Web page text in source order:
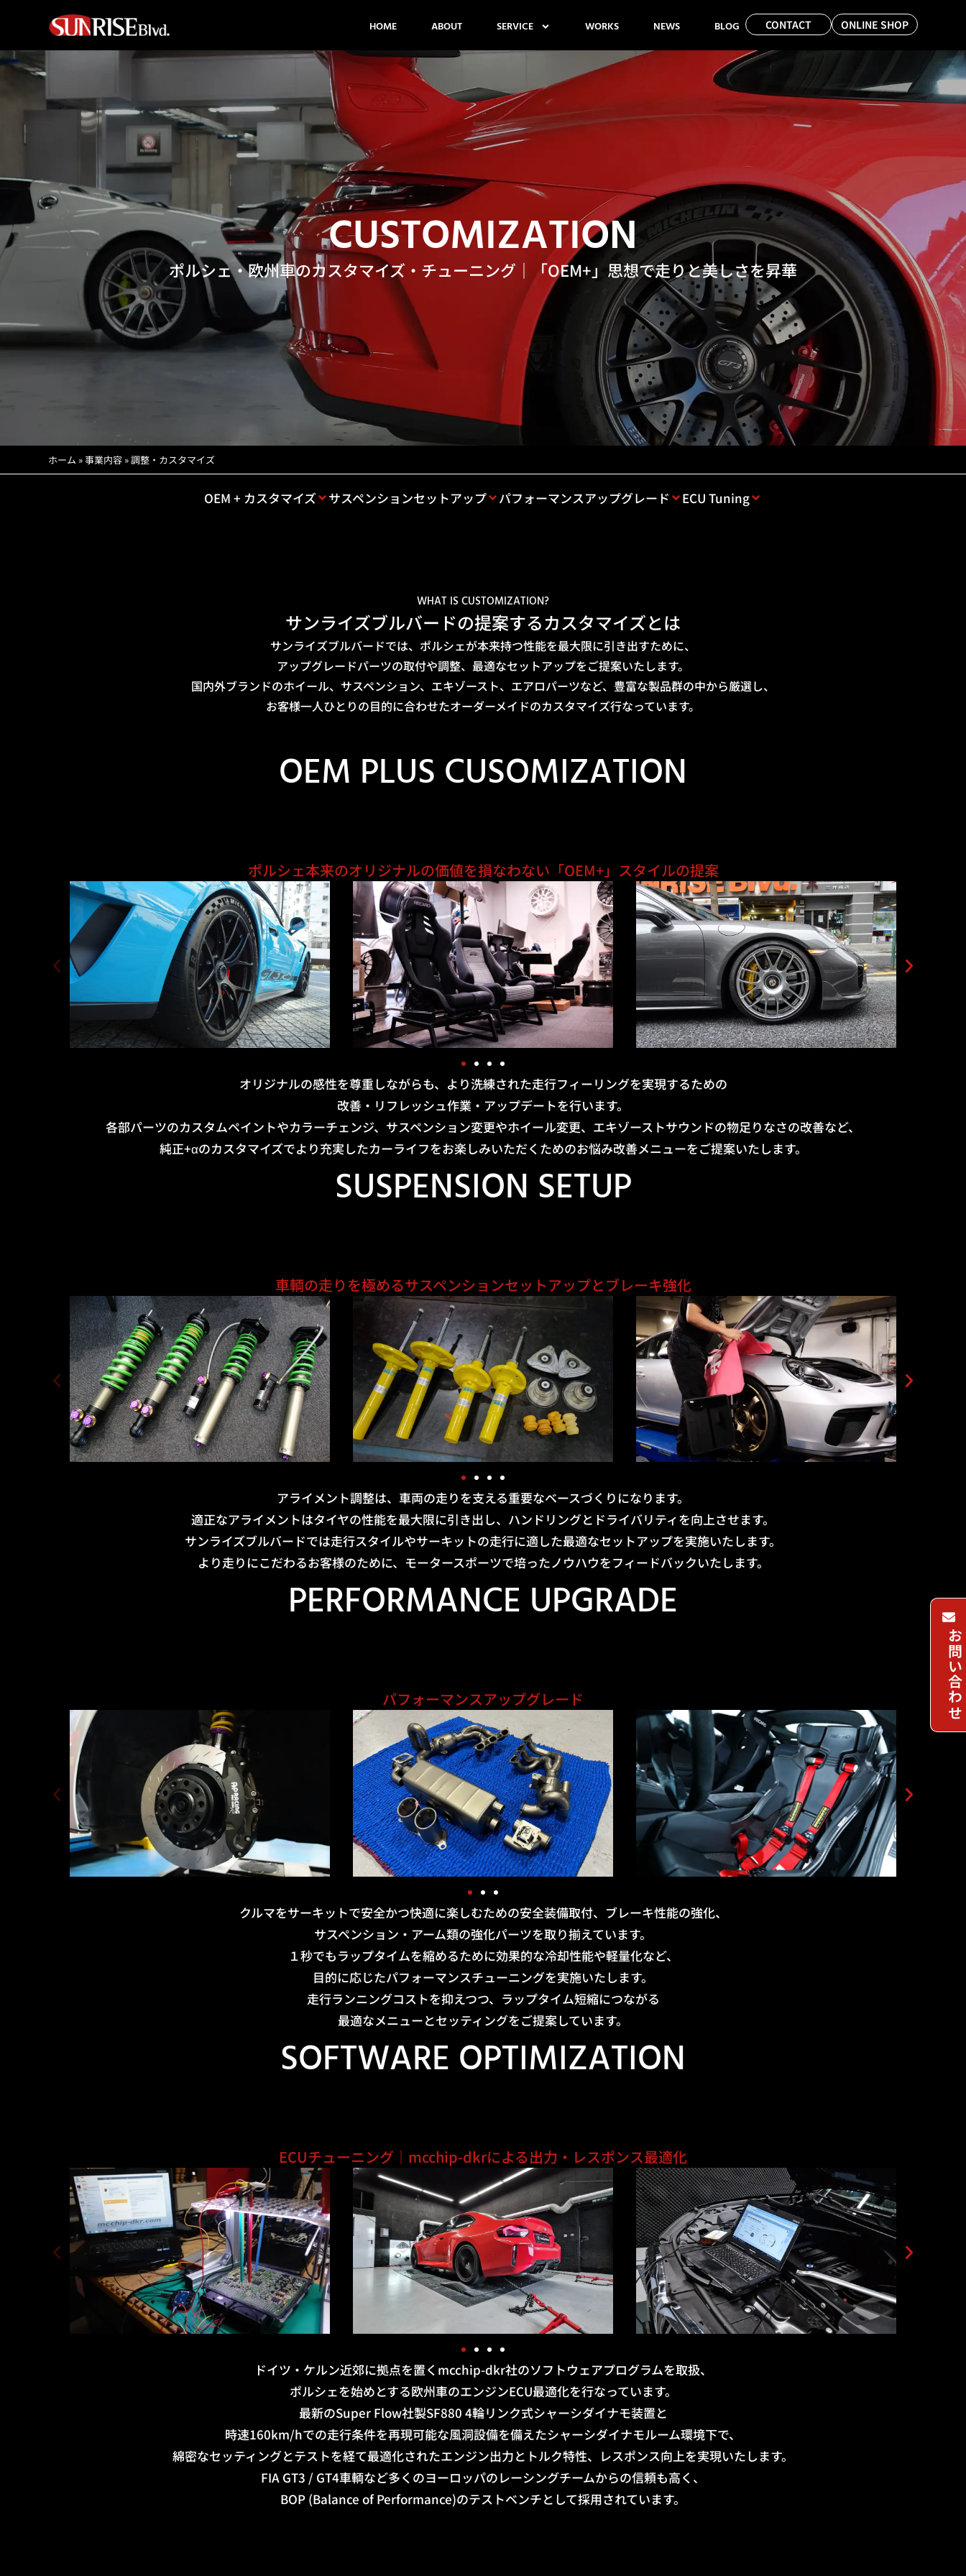
HOME ABOUT SERVICE WORKS NEWS BLOG CONTACT ONLINE SHOP
CUSTOMIZATION
ポルシェ・欧州車のカスタマイズ・チューニング｜ 「OEM+」思想で走りと美しさを昇華
ホーム »事業内容 »調整・カスタマイズ
OEM + カスタマイズ サスペンションセットアップ パフォーマンスアップグレード ECU Tuning
WHAT IS CUSTOMIZATION?
サンライズブルバードの提案するカスタマイズとは
サンライズブルバードでは、ポルシェが本来持つ性能を最大限に引き出すために、
アップグレードパーツの取付や調整、最適なセットアップをご提案いたします。
国内外ブランドのホイール、サスペンション、エキゾースト、エアロパーツなど、豊富な製品群の中から厳選し、
お客様一人ひとりの目的に合わせたオーダーメイドのカスタマイズ行なっています。
OEM PLUS CUSOMIZATION
ポルシェ本来のオリジナルの価値を損なわない 「OEM+」スタイルの提案
オリジナルの感性を尊重しながらも、より洗練された走行フィーリングを実現するための
改善・リフレッシュ作業・アップデートを行います。
各部パーツのカスタムペイントやカラーチェンジ、サスペンション変更やホイール変更、エキゾーストサウンドの物足りなさの改善など、
純正+αのカスタマイズでより充実したカーライフをお楽しみいただくためのお悩み改善メニューをご提案いたします。
SUSPENSION SETUP
車輌の走りを極めるサスペンションセットアップとブレーキ強化
アライメント調整は、車両の走りを支える重要なベースづくりになります。
適正なアライメントはタイヤの性能を最大限に引き出し、ハンドリングとドライバリティを向上させます。
サンライズブルバードでは走行スタイルやサーキットの走行に適した最適なセットアップを実施いたします。
より走りにこだわるお客様のために、モータースポーツで培ったノウハウをフィードバックいたします。
PERFORMANCE UPGRADE
パフォーマンスアップグレード
クルマをサーキットで安全かつ快適に楽しむための安全装備取付、ブレーキ性能の強化、
サスペンション・アーム類の強化パーツを取り揃えています。
１秒でもラップタイムを縮めるために効果的な冷却性能や軽量化など、
目的に応じたパフォーマンスチューニングを実施いたします。
走行ランニングコストを抑えつつ、ラップタイム短縮につながる
最適なメニューとセッティングをご提案しています。
SOFTWARE OPTIMIZATION
ECUチューニング｜ mcchip-dkrによる出力・レスポンス最適化
ドイツ・ケルン近郊に拠点を置くmcchip-dkr社のソフトウェアプログラムを取扱、
ポルシェを始めとする欧州車のエンジンECU最適化を行なっています。
最新のSuper Flow社製SF880 4輪リンク式シャーシダイナモ装置と
時速160km/hでの走行条件を再現可能な風洞設備を備えたシャーシダイナモルーム環境下で、
綿密なセッティングとテストを経て最適化されたエンジン出力とトルク特性、レスポンス向上を実現いたします。
FIA GT3 / GT4車輌など多くのヨーロッパのレーシングチームからの信頼も高く、
BOP (Balance of Performance)のテストベンチとして採用されています。
お問い合わせ